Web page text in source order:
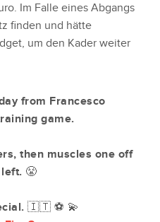
Im Falle eines Abgangs
finden und hätte
um den Kader weiter
from Francesco
game.
then muscles one off
😤
🇮🇹 ⚽️ 💫